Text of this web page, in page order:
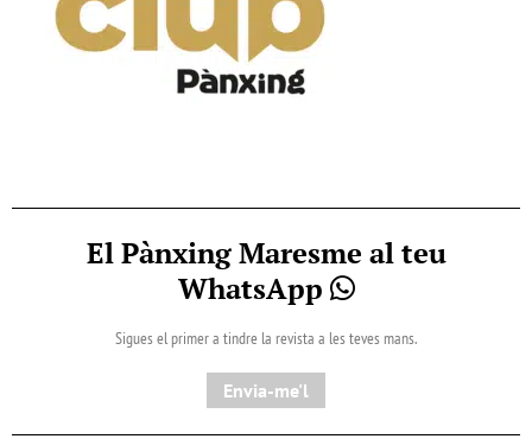
El Pànxing Maresme al teu
WhatsApp
Sigues el primer a tindre la revista a les teves mans.
Envia-me'l